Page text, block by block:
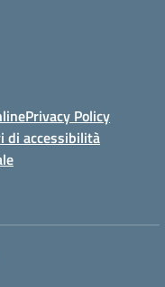
Privacy Policy
di accessibilità